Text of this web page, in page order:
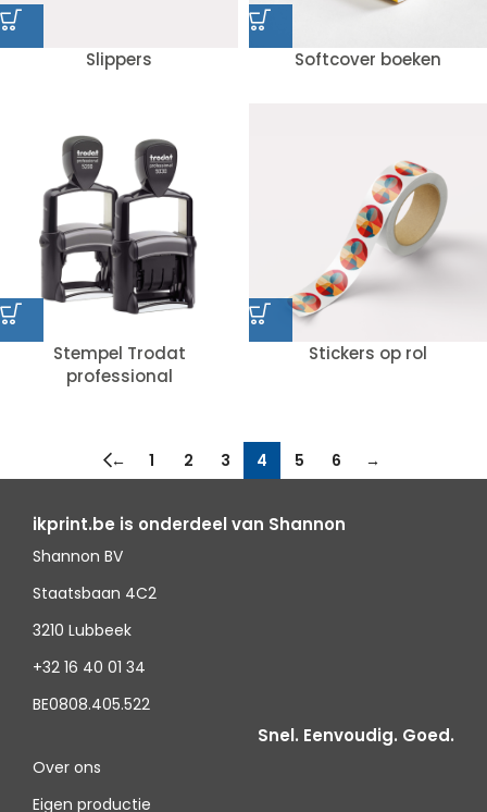
Slippers Softcover boeken
Stempel Trodat
professional
Stickers op rol
← 1 2 3 4 5 6 →
ikprint.be is onderdeel van Shannon
Shannon BV
Staatsbaan 4C2
3210 Lubbeek
+32 16 40 01 34
BE0808.405.522
Snel. Eenvoudig. Goed.
Over ons
Eigen productie